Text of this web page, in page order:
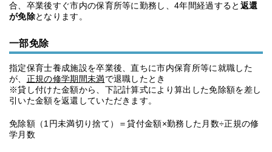
合、卒業後すぐ市内の保育所等に勤務し、4年間経過すると 返還
が免除となります。
一部免除
指定保育士養成施設を卒業後、直ちに市内保育所等に就職した
が、 正規の修学期間未満で退職したとき
※貸し付けた金額から、下記計算式により算出した免除額を差し
引いた金額を返還していただきます。
免除額（1円未満切り捨て）＝貸付金額×勤務した月数÷正規の修
学月数